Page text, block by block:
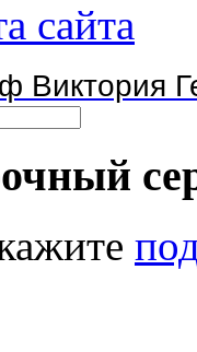
сайта
Виктория